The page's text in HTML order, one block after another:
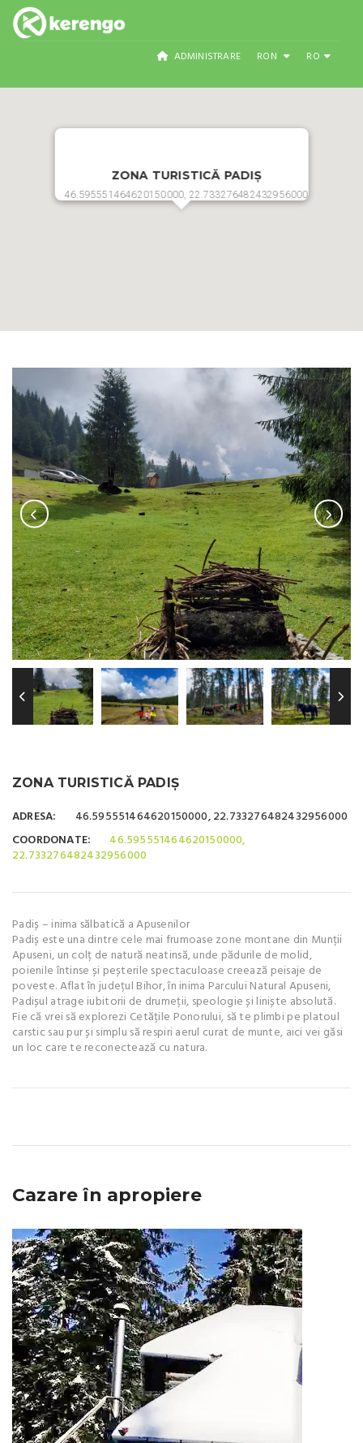
ADMINISTRARE RON RO
ZONA TURISTICĂ PADIȘ
46.595551464620150000, 22.733276482432956000
ZONA TURISTICĂ PADIȘ
ADRESA:
46.595551464620150000, 22.733276482432956000
COORDONATE:
46.595551464620150000,
22.733276482432956000
Padiș – inima sălbatică a Apusenilor
Padiș este una dintre cele mai frumoase zone montane din Munții
Apuseni, un colț de natură neatinsă, unde pădurile de molid,
poienile întinse și peșterile spectaculoase creează peisaje de
poveste. Aflat în județul Bihor, în inima Parcului Natural Apuseni,
Padișul atrage iubitorii de drumeții, speologie și liniște absolută.
Fie că vrei să explorezi Cetățile Ponorului, să te plimbi pe platoul
carstic sau pur și simplu să respiri aerul curat de munte, aici vei găsi
un loc care te reconectează cu natura.
Cazare în apropiere